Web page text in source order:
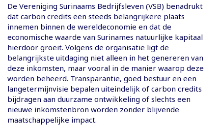
De Vereniging Surinaams Bedrijfsleven (VSB) benadrukt
dat carbon credits een steeds belangrijkere plaats
innemen binnen de wereldeconomie en dat de
economische waarde van Surinames natuurlijke kapitaal
hierdoor groeit. Volgens de organisatie ligt de
belangrijkste uitdaging niet alleen in het genereren van
deze inkomsten, maar vooral in de manier waarop deze
worden beheerd. Transparantie, goed bestuur en een
langetermijnvisie bepalen uiteindelijk of carbon credits
bijdragen aan duurzame ontwikkeling of slechts een
nieuwe inkomstenbron worden zonder blijvende
maatschappelijke impact.